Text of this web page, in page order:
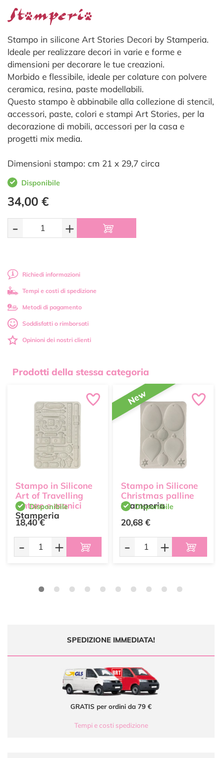
Stampo in silicone Art Stories Decori by Stamperia.
Ideale per realizzare decori in varie e forme e
dimensioni per decorare le tue creazioni.
Morbido e flessibile, ideale per colature con polvere
ceramica, resina, paste modellabili.
Questo stampo è abbinabile alla collezione di stencil,
accessori, paste, colori e stampi Art Stories, per la
decorazione di mobili, accessori per la casa e
progetti mix media.
Dimensioni stampo: cm 21 x 29,7 circa
Disponibile
34,00 €
- +
Richiedi informazioni
Tempi e costi di spedizione
Metodi di pagamento
Soddisfatti o rimborsati
Opinioni dei nostri clienti
Prodotti della stessa categoria
Stampo in Silicone
Art of Travelling
cinture e manici
Stamperia
Disponibile
18,40 €
- +
New
Stampo in Silicone
Christmas palline
Stamperia
Disponibile
20,68 €
- +
SPEDIZIONE IMMEDIATA!
GRATIS per ordini da 79 €
Tempi e costi spedizione